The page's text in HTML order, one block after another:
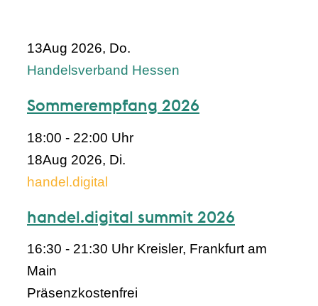
13Aug 2026, Do.
Handelsverband Hessen
Sommerempfang 2026
18:00 - 22:00 Uhr
18Aug 2026, Di.
handel.digital
handel.digital summit 2026
16:30 - 21:30 Uhr Kreisler, Frankfurt am
Main
Präsenzkostenfrei